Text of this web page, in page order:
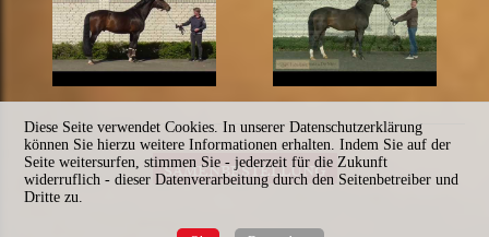
SAMENBESTELLUNG
Diese Seite verwendet Cookies. In unserer Datenschutzerklärung
können Sie hierzu weitere Informationen erhalten. Indem Sie auf der
Seite weitersurfen, stimmen Sie - jederzeit für die Zukunft
widerruflich - dieser Datenverarbeitung durch den Seitenbetreiber und
Dritte zu.